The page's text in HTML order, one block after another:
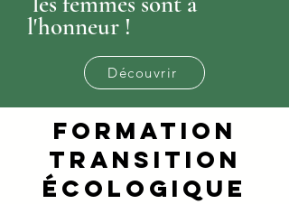
l'honneur !
Découvrir
FORMATION
Transition
écologique